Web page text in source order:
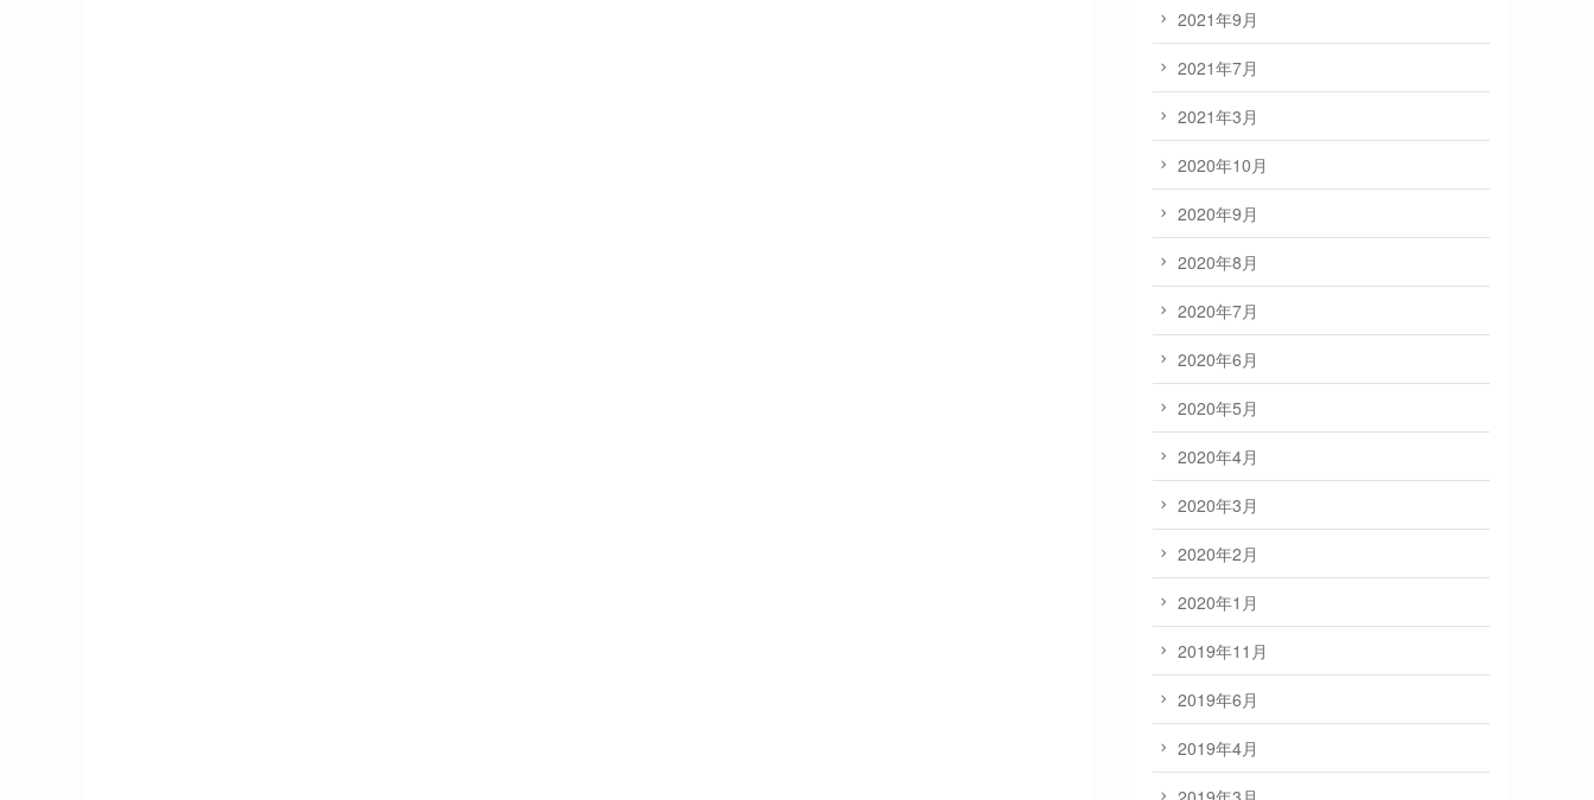
2021年9月
2021年7月
2021年3月
2020年10月
2020年9月
2020年8月
2020年7月
2020年6月
2020年5月
2020年4月
2020年3月
2020年2月
2020年1月
2019年11月
2019年6月
2019年4月